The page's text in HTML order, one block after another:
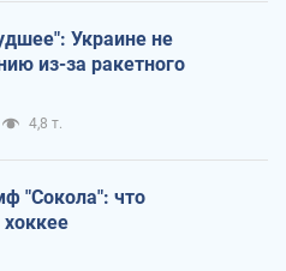
Украине не
из-за ракетного
4,8 т.
"Сокола": что